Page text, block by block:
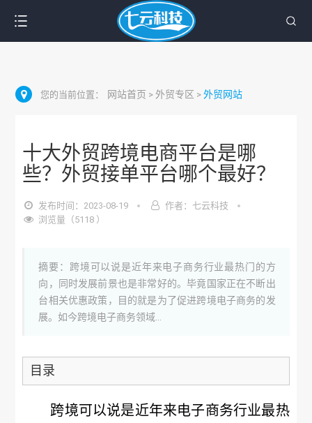
您的当前位置： 网站首页 > 外贸专区 >外贸网站
十大外贸跨境电商平台是哪
些？外贸接单平台哪个最好？
发布时间：2023-08-19
作者：七云科技
浏览量（5118 ）
摘要：跨境可以说是近年来电子商务行业最热门的方
向，同时发展前景也是非常好的。毕竟国家正在不断出
台相关优惠政策，目的就是为了促进跨境电子商务的发
展。如今跨境电子商务领域...
目录
跨境可以说是近年来电子商务行业最热